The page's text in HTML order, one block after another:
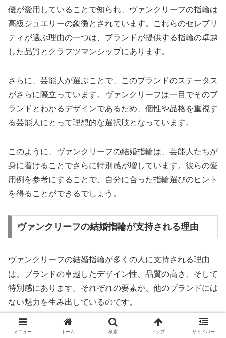
優が愛用していることで知られ、ヴァンクリーフの指輪は
高級ジュエリーの象徴とされています。これらのセレブリ
ティが選ぶ理由の一つは、ブランドが提供する指輪の卓越
した品質とクラフツマンシップにあります。
さらに、芸能人が選ぶことで、このブランドのステータス
がさらに際立っています。ヴァンクリーフは一目でそのブ
ランドとわかるデザインであるため、個性や品格を重視す
る芸能人にとって理想的な選択肢となっています。
このように、ヴァンクリーフの結婚指輪は、芸能人たちが
身に着けることでさらに特別感が増しています。彼らの愛
用例を参考にすることで、自分に合った指輪選びのヒント
を得ることができるでしょう。
ヴァンクリーフの結婚指輪が支持される理由
ヴァンクリーフの結婚指輪が多くの人に支持される理由
は、ブランドの卓越したデザイン性、品質の高さ、そして
特別感にあります。それぞれの要素が、他のブランドには
ない魅力を生み出しているのです。
まず、 デザインの独自性 が挙げられます。ヴァンクリーフ
メニュー ホーム 検索 トップ サイドバー